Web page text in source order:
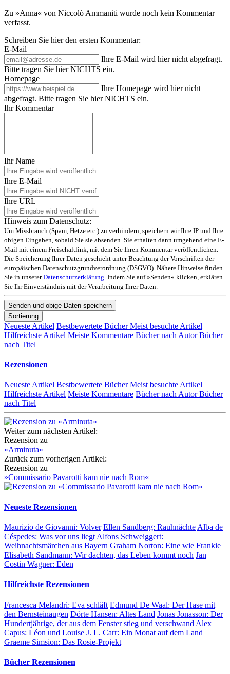
Zu »Anna« von Niccolò Ammaniti wurde noch kein Kommentar
verfasst.
Schreiben Sie hier den ersten Kommentar:
E-Mail
Ihre E-Mail wird hier nicht abgefragt.
Bitte tragen Sie hier NICHTS ein.
Homepage
Ihre Homepage wird hier nicht
abgefragt. Bitte tragen Sie hier NICHTS ein.
Ihr Kommentar
Ihr Name
Ihre E-Mail
Ihre URL
Hinweis zum Datenschutz:
Um Missbrauch (Spam, Hetze etc.) zu verhindern, speichern wir Ihre IP und Ihre
obigen Eingaben, sobald Sie sie absenden. Sie erhalten dann umgehend eine E-
Mail mit einem Freischaltlink, mit dem Sie Ihren Kommentar veröffentlichen.
Die Speicherung Ihrer Daten geschieht unter Beachtung der Vorschriften der
europäischen Datenschutzgrundverordnung (DSGVO). Nähere Hinweise finden
Sie in unsererDatenschutzerklärung . Indem Sie auf »Senden« klicken, erklären
Sie Ihr Einverständnis mit der Verarbeitung Ihrer Daten.
Sortierung
Neueste Artikel Bestbewertete BücherMeist besuchte Artikel
Hilfreichste Artikel Meiste Kommentare Bücher nach AutorBücher
nach Titel
Rezensionen
Neueste Artikel Bestbewertete BücherMeist besuchte Artikel
Hilfreichste Artikel Meiste Kommentare Bücher nach AutorBücher
nach Titel
Weiter zum nächsten Artikel:
Rezension zu
»Arminuta«
Zurück zum vorherigen Artikel:
Rezension zu
»Commissario Pavarotti kam nie nach Rom«
Neueste Rezensionen
Maurizio de Giovanni: Volver Ellen Sandberg: Rauhnächte Alba de
Céspedes: Was vor uns liegt Alfons Schweiggert:
Weihnachtsmärchen aus Bayern Graham Norton: Eine wie Frankie
Elisabeth Sandmann: Wir dachten, das Leben kommt noch Jan
Costin Wagner: Eden
Hilfreichste Rezensionen
Francesca Melandri: Eva schläft Edmund De Waal: Der Hase mit
den Bernsteinaugen Dörte Hansen: Altes Land Jonas Jonasson: Der
Hundertjährige, der aus dem Fenster stieg und verschwand Alex
Capus: Léon und Louise J. L. Carr: Ein Monat auf dem Land
Graeme Simsion: Das Rosie-Projekt
Bücher Rezensionen